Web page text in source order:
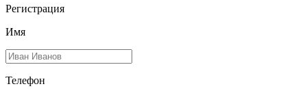
Регистрация
Имя
Телефон